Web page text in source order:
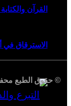
القرآن
الاسترقاق في
© حقوق الطبع